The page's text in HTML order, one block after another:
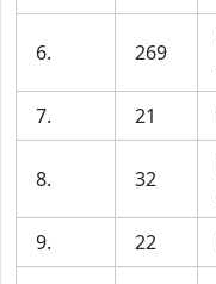
6. 269
7. 21
8. 32
9. 22